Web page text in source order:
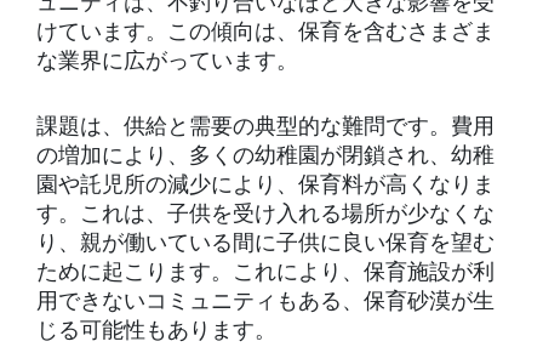
けています。この傾向は、保育を含むさまざま
な業界に広がっています。
課題は、供給と需要の典型的な難問です。費用
の増加により、多くの幼稚園が閉鎖され、幼稚
園や託児所の減少により、保育料が高くなりま
す。これは、子供を受け入れる場所が少なくな
り、親が働いている間に子供に良い保育を望む
ために起こります。これにより、保育施設が利
用できないコミュニティもある、保育砂漠が生
じる可能性もあります。